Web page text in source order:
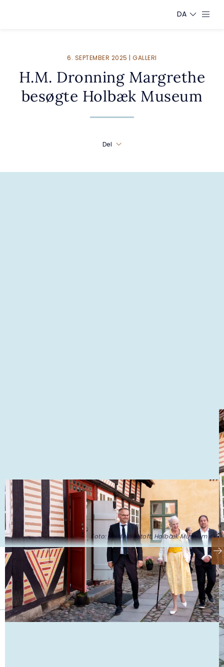
DA
6. SEPTEMBER 2025 | GALLERI
H.M. Dronning Margrethe
besøgte Holbæk Museum
Del
Foto: Keld Navntoft, Holbæk Museum ©